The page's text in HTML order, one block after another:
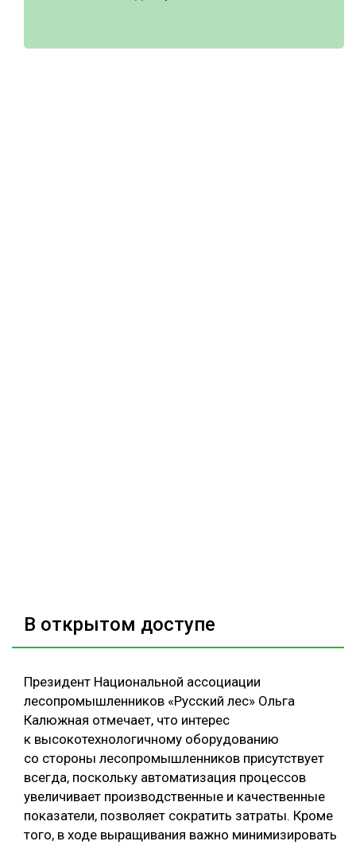
В открытом доступе
Президент Национальной ассоциации
лесопромышленников «Русский лес» Ольга
Калюжная отмечает, что интерес
к высокотехнологичному оборудованию
со стороны лесопромышленников присутствует
всегда, поскольку автоматизация процессов
увеличивает производственные и качественные
показатели, позволяет сократить затраты. Кроме
того, в ходе выращивания важно минимизировать